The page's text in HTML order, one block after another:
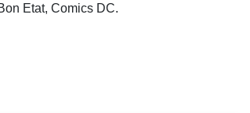
Etat, Comics DC.